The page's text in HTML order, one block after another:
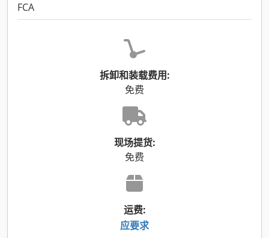
FCA
拆卸和装载费用:
免费
现场提货:
免费
运费:
应要求